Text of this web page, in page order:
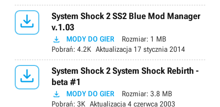

System Shock 2 SS2 Blue Mod Manager
v.1.03
 MODY DO GIER Rozmiar: 1 MB
Pobrań: 4.2K Aktualizacja 17 stycznia 2014

System Shock 2 System Shock Rebirth -
beta #1
 MODY DO GIER Rozmiar: 3.8 MB
Pobrań: 3K Aktualizacja 4 czerwca 2003